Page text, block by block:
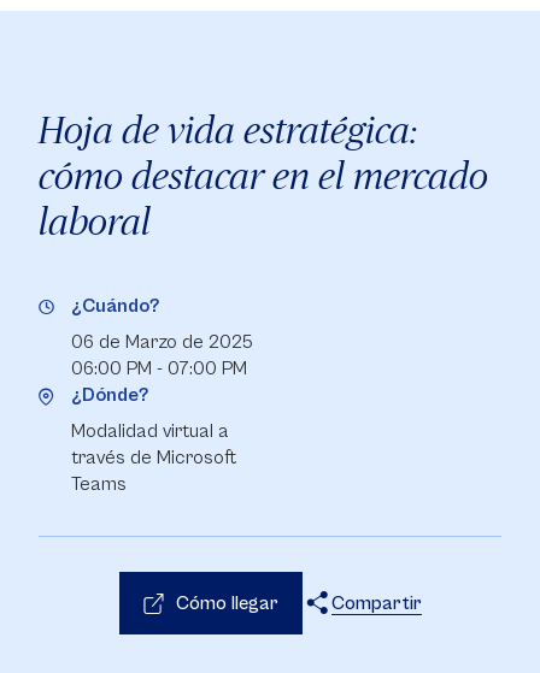
Hoja de vida estratégica:
cómo destacar en el mercado
laboral
¿Cuándo?
06 de Marzo de 2025
06:00 PM - 07:00 PM
¿Dónde?
Modalidad virtual a
través de Microsoft
Teams
Cómo llegar
Compartir